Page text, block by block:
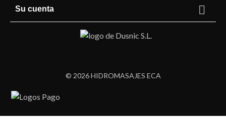
Su cuenta 
© 2026 HIDROMASAJES ECA